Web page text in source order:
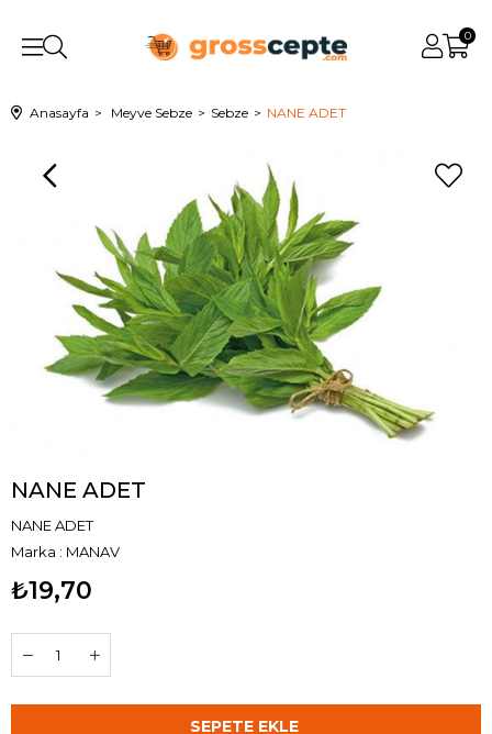
0
Anasayfa Meyve Sebze Sebze NANE ADET
NANE ADET
NANE ADET
Marka : MANAV
₺19,70